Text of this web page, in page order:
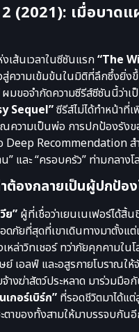
(2021): เมื่อบาด
ส้นเวลาในซีซันแรก“The
ความเข้มข้นในมิติที่ลึกซึ้งยิ่
มขอจำกัดความซีรีส์ซีซันนี้ว่าเ
Sequel”ซีรีส์ไม่ได้ทำหน้าที่
วามเป็นพ่อ การปกป้องรัง
Deep Recommendation
” และ “ครอบครัว” ท่ามกลาง
ต้องกลายเป็นผู้ปกป้อ
ย” ผู้ที่เชื่อว่าเยนเนเฟอร์ได้สิ้
ภัยที่สุดที่เขาเดินทางมาตั้ง
หล่าวิทเชอร์ ทว่าภัยคุกคามใ
เอลฟ์ และอสูรกายโบราณ
างฆ่าสัตว์ประหลาด มาร่วม
เกอร์เบิร์ก” ที่รอดชีวิตมาได้แ
าของทั้งสามให้มาบรรจบกัน